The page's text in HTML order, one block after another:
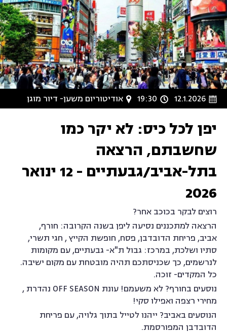
12.1.2026
19:30 אודיטוריום משען- דיור מוגן
יפן לכל כיס: לא יקר כמו
שחשבתם, הרצאה
בתל-אביב/גבעתיים - 12 ינואר
2026
רוצים לבקר בכוכב אחר?
הרצאה למתכננים נסיעה ליפן בשנה הקרובה: חורף,
אביב, פריחת הדובדבן, פסח, חופשת הקייץ , חגי תשרי,
סתיו ושלכת, במרכז: גבול ת"א- גבעתיים, עם מקומות
לנרשמים, כך שכניסתכם תהיה מובטחת עם מקום ישיבה.
כל המקדים- זוכה.
נוסעים בחורף? לא משעמם! עונת OFF SEASON נהדרת ,
מחירי רצפה ואפילו סקי!
הנוסעים באביב? ייהנו לטייל בתוך גלויה, עם פריחת
הדובדבן המפורסמת.